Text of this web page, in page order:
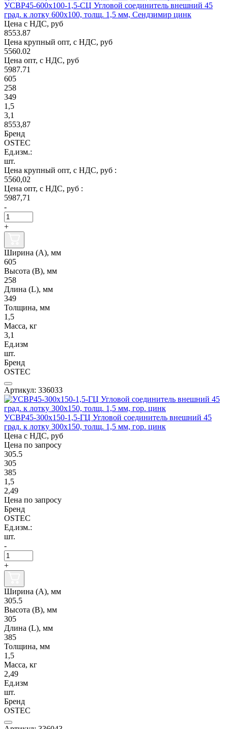
УСВР45-600х100-1,5-СЦ Угловой соединитель внешний 45
град. к лотку 600х100, толщ. 1,5 мм, Сендзимир цинк
Цена с НДС, руб
8553.87
Цена крупный опт, с НДС, руб
5560.02
Цена опт, с НДС, руб
5987.71
605
258
349
1,5
3,1
8553,87
Бренд
OSTEC
Ед.изм.:
шт.
Цена крупный опт, с НДС, руб :
5560,02
Цена опт, с НДС, руб :
5987,71
-
+
Ширина (А), мм
605
Высота (В), мм
258
Длина (L), мм
349
Толщина, мм
1,5
Масса, кг
3,1
Ед.изм
шт.
Бренд
OSTEC
Артикул: 336033
УСВР45-300х150-1,5-ГЦ Угловой соединитель внешний 45
град. к лотку 300х150, толщ. 1,5 мм, гор. цинк
Цена с НДС, руб
Цена по запросу
305.5
305
385
1,5
2,49
Цена по запросу
Бренд
OSTEC
Ед.изм.:
шт.
-
+
Ширина (А), мм
305.5
Высота (В), мм
305
Длина (L), мм
385
Толщина, мм
1,5
Масса, кг
2,49
Ед.изм
шт.
Бренд
OSTEC